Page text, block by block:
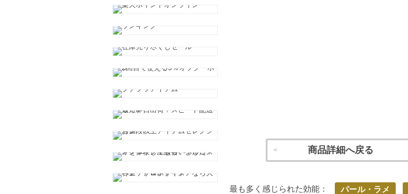
商品詳細へ戻る
最も多く感じられた効能： パール・ラメ